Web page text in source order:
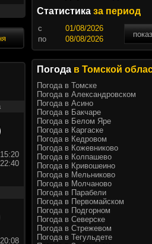
15:20
22:40
20:08
Статистика за период
c
по
Погода в Томской
Погода в Томске
Погода в Александровском
Погода в Асино
Погода в Бакчаре
Погода в Белом Яре
Погода в Каргаске
Погода в Кедровом
Погода в Кожевниково
Погода в Колпашево
Погода в Кривошеино
Погода в Мельниково
Погода в Молчаново
Погода в Парабели
Погода в Первомайском
Погода в Подгорном
Погода в Северске
Погода в Стрежевом
Погода в Тегульдете